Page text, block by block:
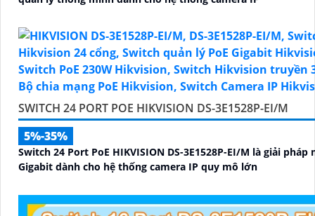
SWITCH 24 PORT POE HIKVISION DS-3E1528P-EI/M
5%-35%
Switch 24 Port PoE HIKVISION DS-3E1528P-EI/M là giải pháp
Gigabit dành cho hệ thống camera IP quy mô lớn